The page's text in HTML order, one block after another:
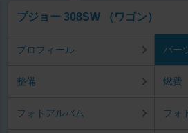
プジョー 308SW （ワゴン）
プロフィール パー
整備 燃費
フォトアルバム フォ